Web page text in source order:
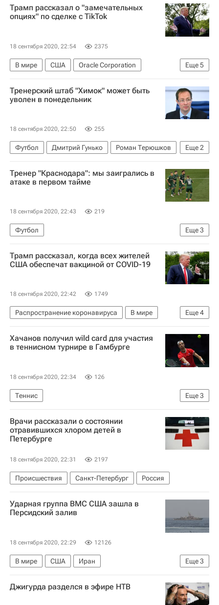
Краснодар
Трамп рассказал о "замечательных
опциях" по сделке с TikTok
18 сентября 2020, 22:54 2375
Еще5
В мире США
Oracle Corporation
Microsoft Corporation
Дональд Трамп
Walmart
WeChat TikTok
Тренерский штаб "Химок" может быть
уволен в понедельник
18 сентября 2020, 22:50 255
Еще2
Футбол Дмитрий Гунько
Роман Терюшков
РПЛ 2026-2027 (Чемпионат России по футболу)
Химки
Тренер "Краснодара": мы заигрались в
атаке в первом тайме
18 сентября 2020, 22:43 219
Еще3
Футбол
РПЛ 2026-2027 (Чемпионат России по футболу)
Химки
Краснодар
Трамп рассказал, когда всех жителей
США обеспечат вакциной от COVID-19
18 сентября 2020, 22:42 1749
Еще4
Распространение коронавируса
В мире
США
Джо Байден
Дональд Трамп
Коронавирус COVID-19
Хачанов получил wild card для участия
в теннисном турнире в Гамбурге
18 сентября 2020, 22:34 126
Еще3
Теннис
Ассоциация теннисистов-профессионалов (ATP)
ATP 500 Гамбург
Карен Хачанов
Врачи рассказали о состоянии
отравившихся хлором детей в
Петербурге
18 сентября 2020, 22:31 2197
Происшествия Санкт-Петербург Россия
Ударная группа ВМС США зашла в
Персидский залив
18 сентября 2020, 22:29 12126
Еще3
В мире США
Иран
Военно-морские силы США
Персидский залив
Ормузский пролив
Джигурда разделся в эфире НТВ